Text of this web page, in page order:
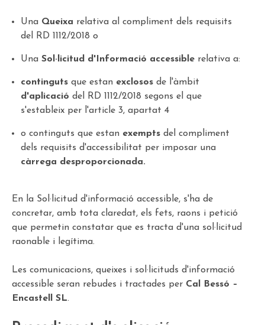
Una Queixa relativa al compliment dels requisits
del RD 1112/2018 o
Una Sol·licitud d'Informació accessible relativa a:
continguts que estan exclosos de l'àmbit
d'aplicació del RD 1112/2018 segons el que
s'estableix per l'article 3, apartat 4
o continguts que estan exempts del compliment
dels requisits d'accessibilitat per imposar una
càrrega desproporcionada.
En la Sol·licitud d'informació accessible, s'ha de
concretar, amb tota claredat, els fets, raons i petició
que permetin constatar que es tracta d'una sol·licitud
raonable i legítima.
Les comunicacions, queixes i sol·licituds d'informació
accessible seran rebudes i tractades per Cal Bessó –
Encastell SL.